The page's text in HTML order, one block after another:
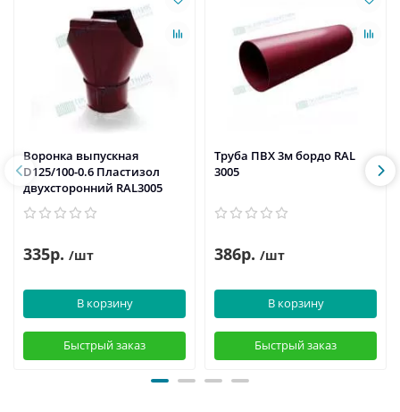
Воронка выпускная
D125/100-0.6 Пластизол
двухсторонний RAL3005
335р. /шт
В корзину
Быстрый заказ
Труба ПВХ 3м бордо RAL
3005
386р. /шт
В корзину
Быстрый заказ